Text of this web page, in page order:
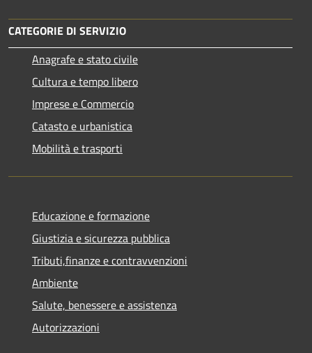
CATEGORIE DI SERVIZIO
Anagrafe e stato civile
Cultura e tempo libero
Imprese e Commercio
Catasto e urbanistica
Mobilità e trasporti
Educazione e formazione
Giustizia e sicurezza pubblica
Tributi,finanze e contravvenzioni
Ambiente
Salute, benessere e assistenza
Autorizzazioni